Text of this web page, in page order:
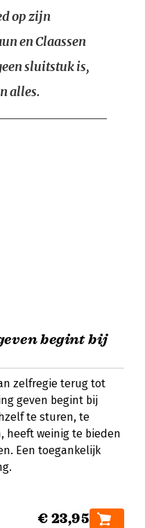
op zijn
en Claassen
sluitstuk is,
alles.
begint bij
zelfregie terug tot
geven begint bij
te sturen, te
heeft weinig te bieden
Een toegankelijk
€ 23,95